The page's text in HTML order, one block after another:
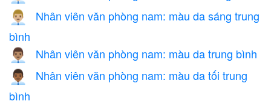
👨🏼‍💼
Nhân viên văn phòng nam: màu da sáng trung
bình
👨🏽‍💼 Nhân viên văn phòng nam: màu da trung bình
👨🏾‍💼
Nhân viên văn phòng nam: màu da tối trung
bình